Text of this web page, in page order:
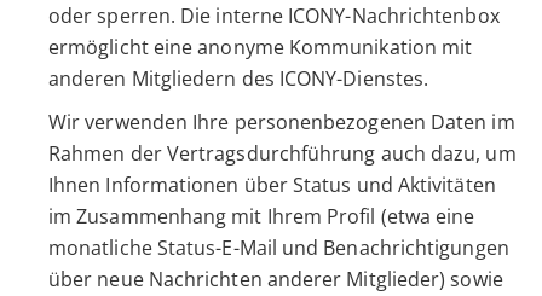
oder sperren. Die interne ICONY-Nachrichtenbox
ermöglicht eine anonyme Kommunikation mit
anderen Mitgliedern des ICONY-Dienstes.
Wir verwenden Ihre personenbezogenen Daten im
Rahmen der Vertragsdurchführung auch dazu, um
Ihnen Informationen über Status und Aktivitäten
im Zusammenhang mit Ihrem Profil (etwa eine
monatliche Status-E-Mail und Benachrichtigungen
über neue Nachrichten anderer Mitglieder) sowie